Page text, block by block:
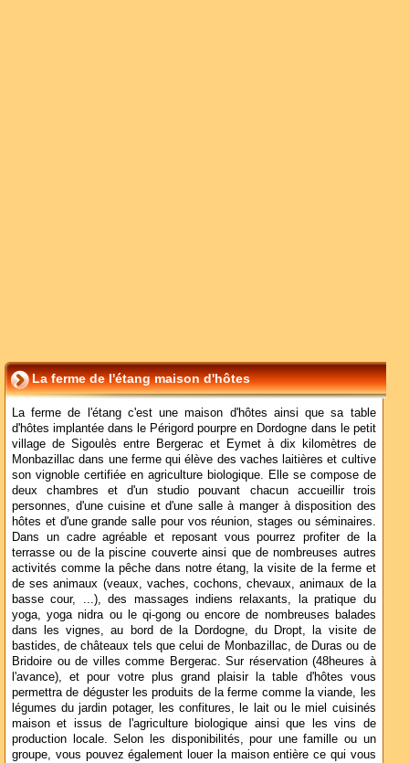
La ferme de l'étang maison d'hôtes
La ferme de l'étang c'est une maison d'hôtes ainsi que sa table
d'hôtes implantée dans le Périgord pourpre en Dordogne dans le petit
village de Sigoulès entre Bergerac et Eymet à dix kilomètres de
Monbazillac dans une ferme qui élève des vaches laitières et cultive
son vignoble certifiée en agriculture biologique. Elle se compose de
deux chambres et d'un studio pouvant chacun accueillir trois
personnes, d'une cuisine et d'une salle à manger à disposition des
hôtes et d'une grande salle pour vos réunion, stages ou séminaires.
Dans un cadre agréable et reposant vous pourrez profiter de la
terrasse ou de la piscine couverte ainsi que de nombreuses autres
activités comme la pêche dans notre étang, la visite de la ferme et
de ses animaux (veaux, vaches, cochons, chevaux, animaux de la
basse cour, ...), des massages indiens relaxants, la pratique du
yoga, yoga nidra ou le qi-gong ou encore de nombreuses balades
dans les vignes, au bord de la Dordogne, du Dropt, la visite de
bastides, de châteaux tels que celui de Monbazillac, de Duras ou de
Bridoire ou de villes comme Bergerac. Sur réservation (48heures à
l'avance), et pour votre plus grand plaisir la table d'hôtes vous
permettra de déguster les produits de la ferme comme la viande, les
légumes du jardin potager, les confitures, le lait ou le miel cuisinés
maison et issus de l'agriculture biologique ainsi que les vins de
production locale. Selon les disponibilités, pour une famille ou un
groupe, vous pouvez également louer la maison entière ce qui vous